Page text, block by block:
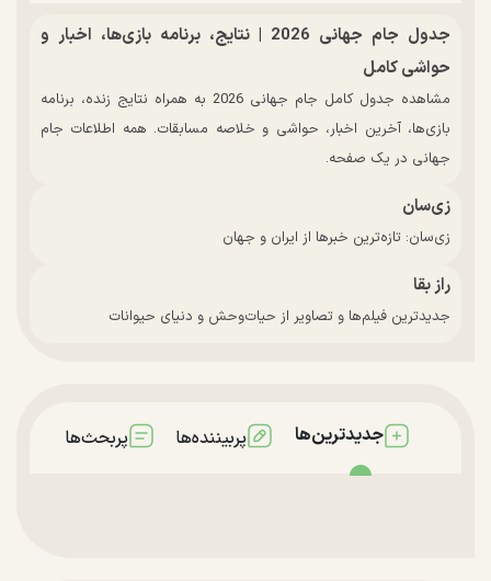
جدول جام جهانی 2026 | نتایج، برنامه بازی‌ها، اخبار و
حواشی کامل
مشاهده جدول کامل جام جهانی 2026 به همراه نتایج زنده، برنامه
بازی‌ها، آخرین اخبار، حواشی و خلاصه مسابقات. همه اطلاعات جام
جهانی در یک صفحه.
زی‌سان
زی‌سان: تازه‌ترین خبرها از ایران و جهان
راز بقا
جدیدترین فیلم‌ها و تصاویر از حیات‌وحش و دنیای حیوانات
جدیدترین‌ها پربیننده‌ها پربحث‌ها